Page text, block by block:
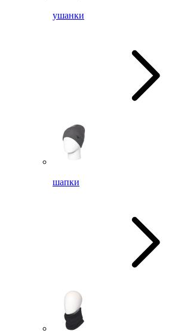
ушанки
шапки